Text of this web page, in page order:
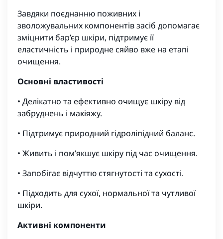
Завдяки поєднанню поживних і
зволожувальних компонентів засіб допомагає
зміцнити бар’єр шкіри, підтримує її
еластичність і природне сяйво вже на етапі
очищення.
Основні властивості
• Делікатно та ефективно очищує шкіру від
забруднень і макіяжу.
• Підтримує природний гідроліпідний баланс.
• Живить і пом’якшує шкіру під час очищення.
• Запобігає відчуттю стягнутості та сухості.
• Підходить для сухої, нормальної та чутливої
шкіри.
Активні компоненти